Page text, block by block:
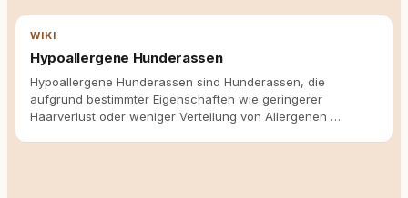
WIKI
Hypoallergene Hunderassen
Hypoallergene Hunderassen sind Hunderassen, die
aufgrund bestimmter Eigenschaften wie geringerer
Haarverlust oder weniger Verteilung von Allergenen …